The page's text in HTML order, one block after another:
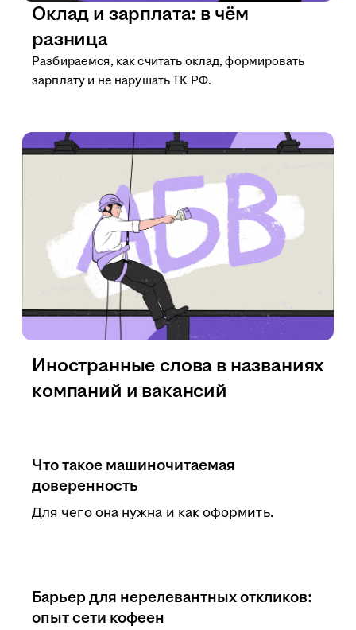
Оклад и зарплата: в чём
разница
Разбираемся, как считать оклад, формировать
зарплату и не нарушать ТК РФ.
Иностранные слова в названиях
компаний и вакансий
Что такое машиночитаемая
доверенность
Для чего она нужна и как оформить.
Барьер для нерелевантных откликов:
опыт сети кофеен